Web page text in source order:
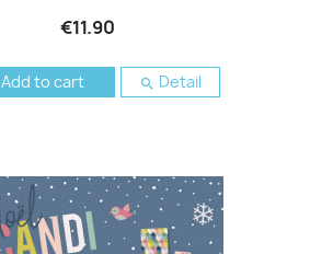
€11.90
Add to cart  Detail